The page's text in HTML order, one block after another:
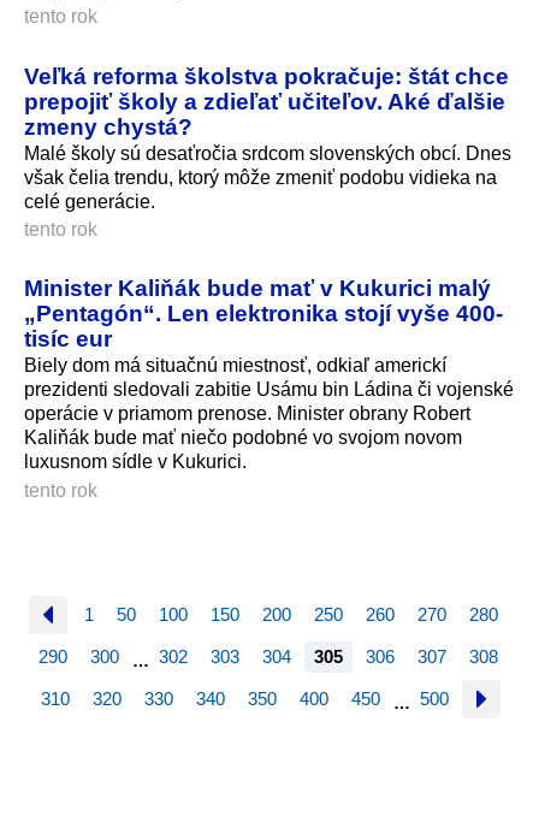
tento rok
Veľká reforma školstva pokračuje: štát chce
prepojiť školy a zdieľať učiteľov. Aké ďalšie
zmeny chystá?
Malé školy sú desaťročia srdcom slovenských obcí. Dnes
však čelia trendu, ktorý môže zmeniť podobu vidieka na
celé generácie.
tento rok
Minister Kaliňák bude mať v Kukurici malý
„Pentagón“. Len elektronika stojí vyše 400-
tisíc eur
Biely dom má situačnú miestnosť, odkiaľ americkí
prezidenti sledovali zabitie Usámu bin Ládina či vojenské
operácie v priamom prenose. Minister obrany Robert
Kaliňák bude mať niečo podobné vo svojom novom
luxusnom sídle v Kukurici.
tento rok
1 50 100 150 200 250 260 270 280
290 300 … 302 303 304 305 306 307 308
310 320 330 340 350 400 450 … 500